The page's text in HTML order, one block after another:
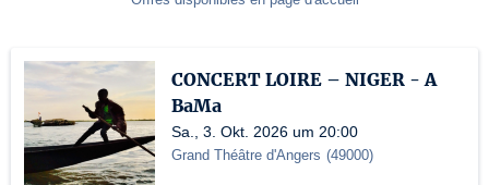
CONCERT LOIRE – NIGER - A
BaMa
Sa., 3. Okt. 2026 um 20:00
Grand Théâtre d'Angers (49000)